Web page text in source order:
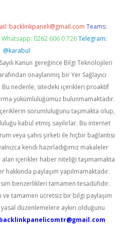
backlinkpaneli@gmail.com Teams:
Whatsapp: 0262 606 0 726 Telegram:
@karabul
Kanun gereğince Bilgi Teknolojileri
onaylanmış bir Yer Sağlayıcı
nedenle, sitedeki içerikleri proaktif
yükümlülüğümüz bulunmamaktadır.
sorumluluğunu taşımakta olup,
kabul etmiş sayılırlar. Bu internet
veya şahıs şirketi ile hiçbir bağlantısı
kendi hazırladığımız makaleler
alan içerikler haber niteliği taşımamakta
hakkında paylaşım yapılmamaktadır.
benzerlikleri tamamen tesadüfidir.
ve tamamen ücretsiz bir bilgi paylaşım
düzenlemelere aykırı olduğunu
backlinkpanelicomtr@gmail.com